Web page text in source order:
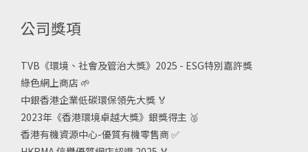
公司獎項
TVB《環境、社會及管治大獎》2025 - ESG特別嘉許獎
綠色網上商店 🌱
中銀香港企業低碳環保領先大獎 🏅
2023年《香港環境卓越大獎》銀獎得主 🥈
香港有機資源中心-優質有機零售商✅